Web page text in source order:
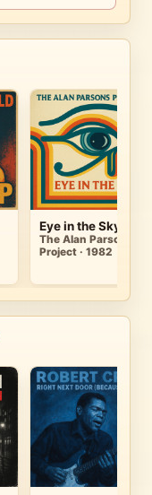
Eye in the Sky
The Alan Parsons
Project · 1982